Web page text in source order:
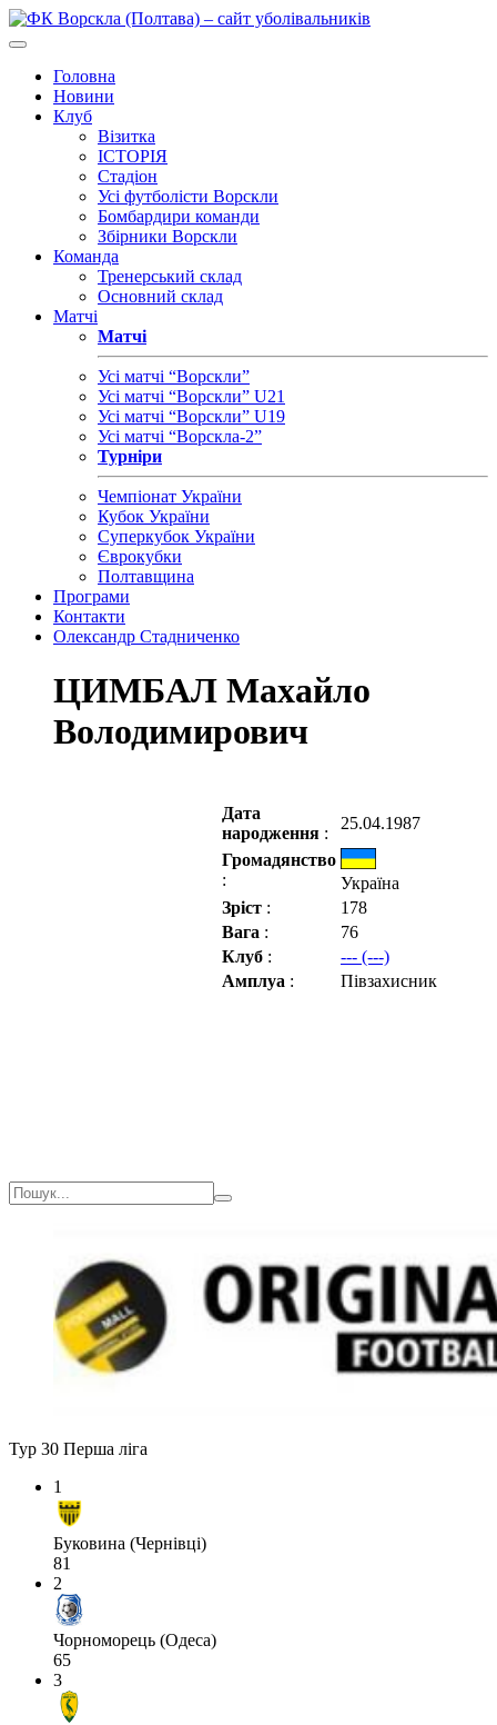
Головна
Новини
Клуб
Візитка
ІСТОРІЯ
Стадіон
Усі футболісти Ворскли
Бомбардири команди
Збірники Ворскли
Команда
Тренерський склад
Основний склад
Матчі
Матчі
Усі матчі “Ворскли”
Усі матчі “Ворскли” U21
Усі матчі “Ворскли” U19
Усі матчі “Ворскла-2”
Турніри
Чемпіонат України
Кубок України
Суперкубок України
Єврокубки
Полтавщина
Програми
Контакти
Олександр Стадниченко
ЦИМБАЛ Махайло
Володимирович
Дата
народження :
25.04.1987
Громадянство
:
Україна
Зріст :
178
Вага :
76
Клуб :
--- (---)
Амплуа : Півзахисник
Тур 30 Перша ліга
1
Буковина (Чернівці)
81
2
Чорноморець (Одеса)
65
3